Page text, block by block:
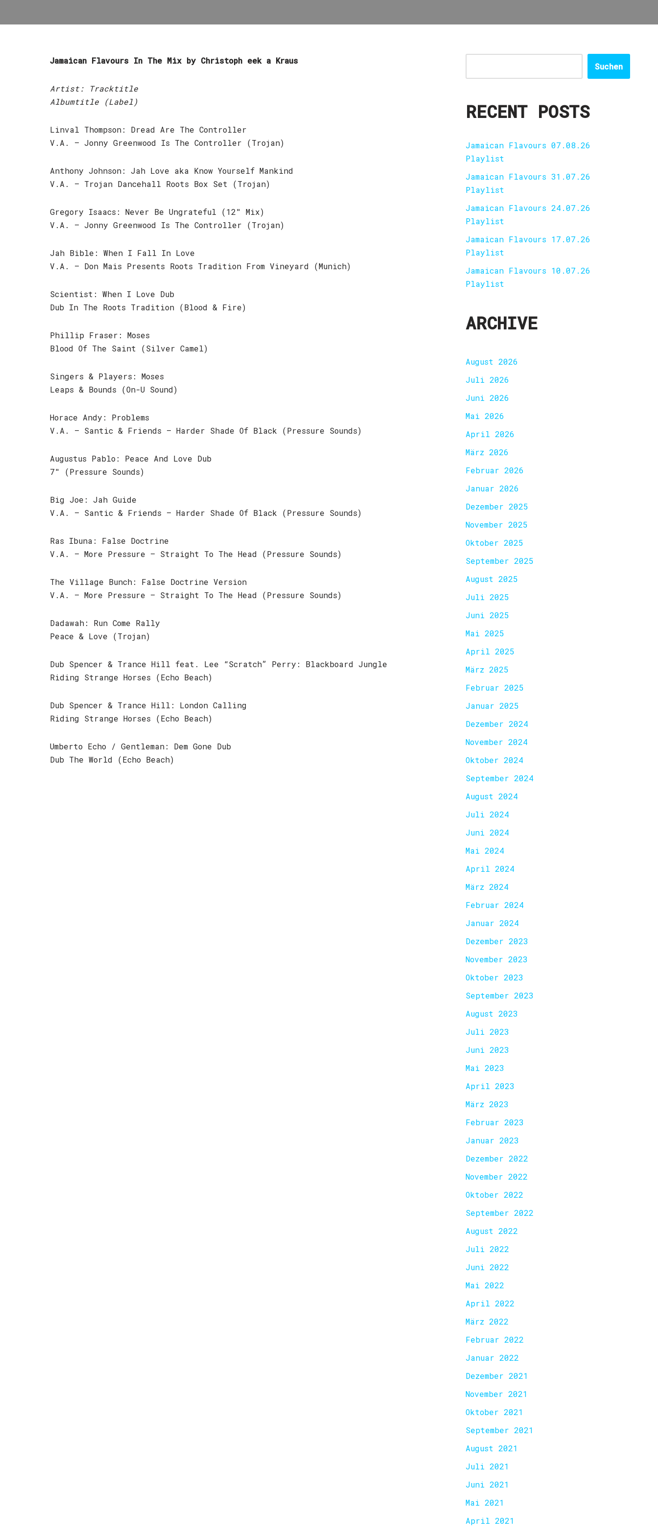
Jamaican Flavours In The Mix by Christoph eek a Kraus
Artist: Tracktitle
Albumtitle (Label)
Linval Thompson: Dread Are The Controller
V.A. – Jonny Greenwood Is The Controller (Trojan)
Anthony Johnson: Jah Love aka Know Yourself Mankind
V.A. – Trojan Dancehall Roots Box Set (Trojan)
Gregory Isaacs: Never Be Ungrateful (12″ Mix)
V.A. – Jonny Greenwood Is The Controller (Trojan)
Jah Bible: When I Fall In Love
V.A. – Don Mais Presents Roots Tradition From Vineyard (Munich)
Scientist: When I Love Dub
Dub In The Roots Tradition (Blood & Fire)
Phillip Fraser: Moses
Blood Of The Saint (Silver Camel)
Singers & Players: Moses
Leaps & Bounds (On-U Sound)
Horace Andy: Problems
V.A. – Santic & Friends – Harder Shade Of Black (Pressure Sounds)
Augustus Pablo: Peace And Love Dub
7″ (Pressure Sounds)
Big Joe: Jah Guide
V.A. – Santic & Friends – Harder Shade Of Black (Pressure Sounds)
Ras Ibuna: False Doctrine
V.A. – More Pressure – Straight To The Head (Pressure Sounds)
The Village Bunch: False Doctrine Version
V.A. – More Pressure – Straight To The Head (Pressure Sounds)
Dadawah: Run Come Rally
Peace & Love (Trojan)
Dub Spencer & Trance Hill feat. Lee “Scratch” Perry: Blackboard Jungle
Riding Strange Horses (Echo Beach)
Dub Spencer & Trance Hill: London Calling
Riding Strange Horses (Echo Beach)
Umberto Echo / Gentleman: Dem Gone Dub
Dub The World (Echo Beach)
Suchen
RECENT POSTS
Jamaican Flavours 07.08.26
Playlist
Jamaican Flavours 31.07.26
Playlist
Jamaican Flavours 24.07.26
Playlist
Jamaican Flavours 17.07.26
Playlist
Jamaican Flavours 10.07.26
Playlist
ARCHIVE
August 2026
Juli 2026
Juni 2026
Mai 2026
April 2026
März 2026
Februar 2026
Januar 2026
Dezember 2025
November 2025
Oktober 2025
September 2025
August 2025
Juli 2025
Juni 2025
Mai 2025
April 2025
März 2025
Februar 2025
Januar 2025
Dezember 2024
November 2024
Oktober 2024
September 2024
August 2024
Juli 2024
Juni 2024
Mai 2024
April 2024
März 2024
Februar 2024
Januar 2024
Dezember 2023
November 2023
Oktober 2023
September 2023
August 2023
Juli 2023
Juni 2023
Mai 2023
April 2023
März 2023
Februar 2023
Januar 2023
Dezember 2022
November 2022
Oktober 2022
September 2022
August 2022
Juli 2022
Juni 2022
Mai 2022
April 2022
März 2022
Februar 2022
Januar 2022
Dezember 2021
November 2021
Oktober 2021
September 2021
August 2021
Juli 2021
Juni 2021
Mai 2021
April 2021